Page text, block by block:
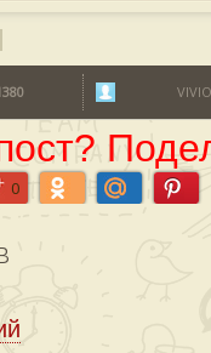
VIVIO
0